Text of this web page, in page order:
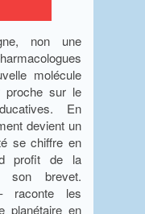
non une
molécule
proche sur le
En
devient un
se chiffre en
profit de la
son brevet.
raconte les
planétaire en